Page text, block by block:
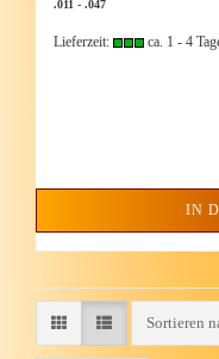
.011 - .047
Lieferzeit: ca. 1 - 4
IN
Sortieren